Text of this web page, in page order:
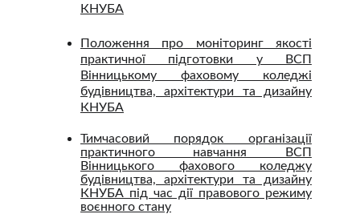
КНУБА
Положення про моніторинг якості
практичної підготовки у ВСП
Вінницькому фаховому коледжі
будівництва, архітектури та дизайну
КНУБА
Тимчасовий порядок організації
практичного навчання ВСП
Вінницького фахового коледжу
будівництва, архітектури та дизайну
КНУБА під час дії правового режиму
воєнного стану